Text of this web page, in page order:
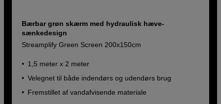
Bærbar grøn skærm med hydraulisk hæve-
sænkedesign
Streamplify Green Screen 200x150cm
1,5 meter x 2 meter
Velegnet til både indendørs og udendørs brug
Fremstillet af vandafvisende materiale